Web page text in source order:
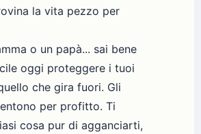
la vita pezzo per
o un papà... sai bene
oggi proteggere i tuoi
che gira fuori. Gli
per profitto. Ti
cosa pur di agganciarti,